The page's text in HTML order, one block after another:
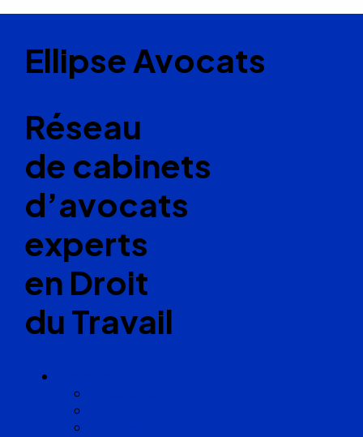
Ellipse Avocats
Réseau
de cabinets
d’avocats
experts
en Droit
du Travail